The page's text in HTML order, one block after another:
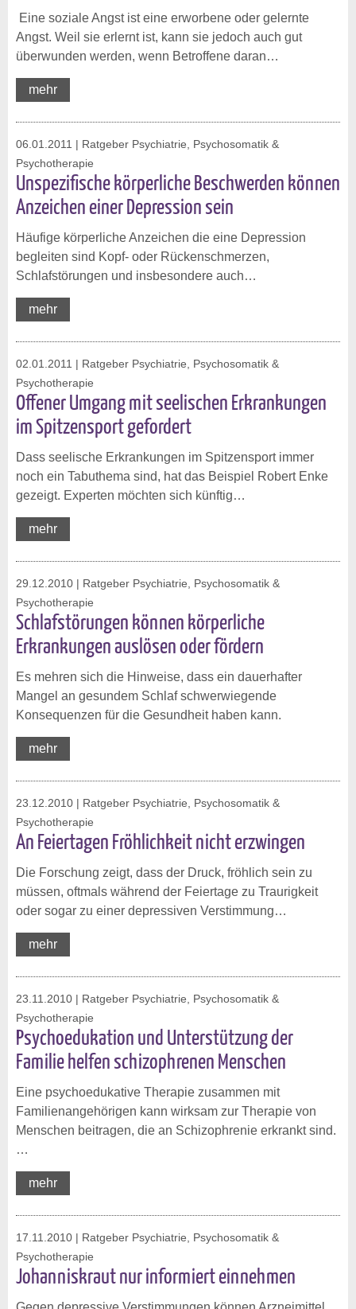
Eine soziale Angst ist eine erworbene oder gelernte
Angst. Weil sie erlernt ist, kann sie jedoch auch gut
überwunden werden, wenn Betroffene daran…
mehr
06.01.2011 | Ratgeber Psychiatrie, Psychosomatik &
Psychotherapie
Unspezifische körperliche Beschwerden können
Anzeichen einer Depression sein
Häufige körperliche Anzeichen die eine Depression
begleiten sind Kopf- oder Rückenschmerzen,
Schlafstörungen und insbesondere auch…
mehr
02.01.2011 | Ratgeber Psychiatrie, Psychosomatik &
Psychotherapie
Offener Umgang mit seelischen Erkrankungen
im Spitzensport gefordert
Dass seelische Erkrankungen im Spitzensport immer
noch ein Tabuthema sind, hat das Beispiel Robert Enke
gezeigt. Experten möchten sich künftig…
mehr
29.12.2010 | Ratgeber Psychiatrie, Psychosomatik &
Psychotherapie
Schlafstörungen können körperliche
Erkrankungen auslösen oder fördern
Es mehren sich die Hinweise, dass ein dauerhafter
Mangel an gesundem Schlaf schwerwiegende
Konsequenzen für die Gesundheit haben kann.
mehr
23.12.2010 | Ratgeber Psychiatrie, Psychosomatik &
Psychotherapie
An Feiertagen Fröhlichkeit nicht erzwingen
Die Forschung zeigt, dass der Druck, fröhlich sein zu
müssen, oftmals während der Feiertage zu Traurigkeit
oder sogar zu einer depressiven Verstimmung…
mehr
23.11.2010 | Ratgeber Psychiatrie, Psychosomatik &
Psychotherapie
Psychoedukation und Unterstützung der
Familie helfen schizophrenen Menschen
Eine psychoedukative Therapie zusammen mit
Familienangehörigen kann wirksam zur Therapie von
Menschen beitragen, die an Schizophrenie erkrankt sind.
…
mehr
17.11.2010 | Ratgeber Psychiatrie, Psychosomatik &
Psychotherapie
Johanniskraut nur informiert einnehmen